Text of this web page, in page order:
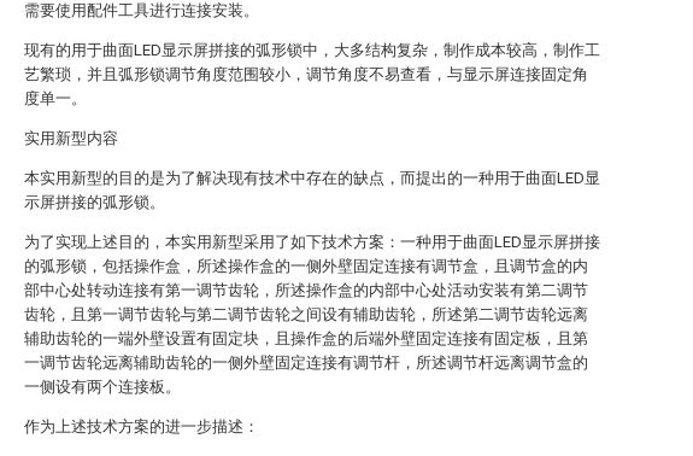
需要使用配件工具进行连接安装。
现有的用于曲面LED显示屏拼接的弧形锁中，大多结构复杂，制作成本较高，制作工
艺繁琐，并且弧形锁调节角度范围较小，调节角度不易查看，与显示屏连接固定角
度单一。
实用新型内容
本实用新型的目的是为了解决现有技术中存在的缺点，而提出的一种用于曲面LED显
示屏拼接的弧形锁。
为了实现上述目的，本实用新型采用了如下技术方案：一种用于曲面LED显示屏拼接
的弧形锁，包括操作盒，所述操作盒的一侧外壁固定连接有调节盒，且调节盒的内
部中心处转动连接有第一调节齿轮，所述操作盒的内部中心处活动安装有第二调节
齿轮，且第一调节齿轮与第二调节齿轮之间设有辅助齿轮，所述第二调节齿轮远离
辅助齿轮的一端外壁设置有固定块，且操作盒的后端外壁固定连接有固定板，且第
一调节齿轮远离辅助齿轮的一侧外壁固定连接有调节杆，所述调节杆远离调节盒的
一侧设有两个连接板。
作为上述技术方案的进一步描述：